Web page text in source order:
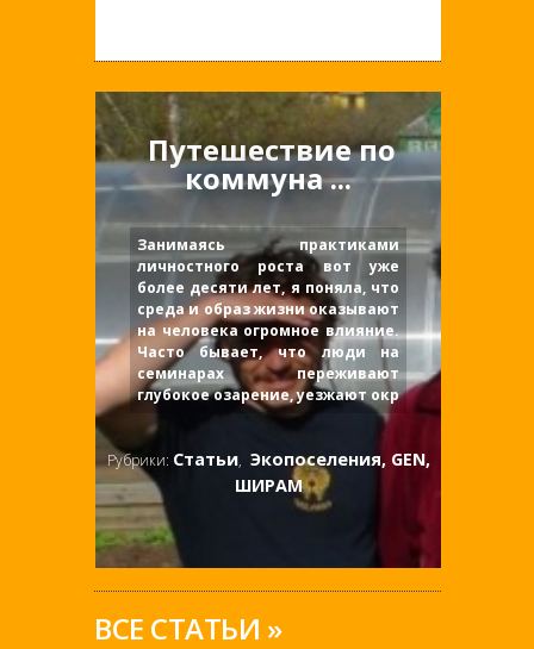
Путешествие по
коммуна ...
Занимаясь практиками
личностного роста вот уже
более десяти лет, я поняла, что
среда и образ жизни оказывают
на человека огромное влияние.
Часто бывает, что люди на
семинарах переживают
глубокое озарение, уезжают окр
Рубрики: Статьи, Экопоселения, GEN,
ШИРАМ
ВСЕ СТАТЬИ »